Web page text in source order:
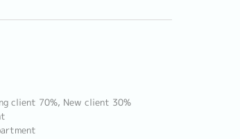
client 70%, New client 30%